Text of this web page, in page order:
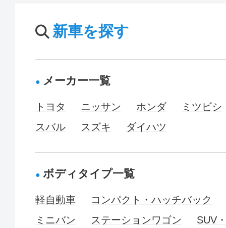
新車を探す
メーカー一覧
トヨタ ニッサン ホンダ
ミツビシ
スバル
スズキ ダイハツ
ボディタイプ一覧
軽自動車
コンパクト・ハッチバック
ミニバン
ステーションワゴン
SUV